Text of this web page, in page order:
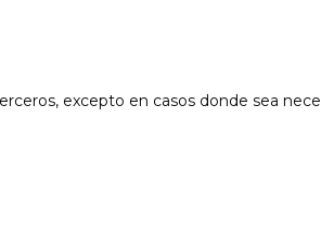
excepto en casos donde sea